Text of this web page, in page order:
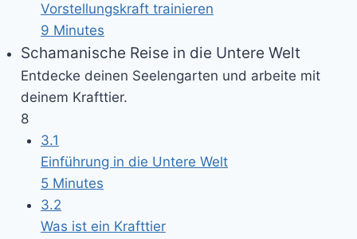
Vorstellungskraft trainieren
9 Minutes
Schamanische Reise in die Untere Welt
Entdecke deinen Seelengarten und arbeite mit
deinem Krafttier.
8
3.1
Einführung in die Untere Welt
5 Minutes
3.2
Was ist ein Krafttier